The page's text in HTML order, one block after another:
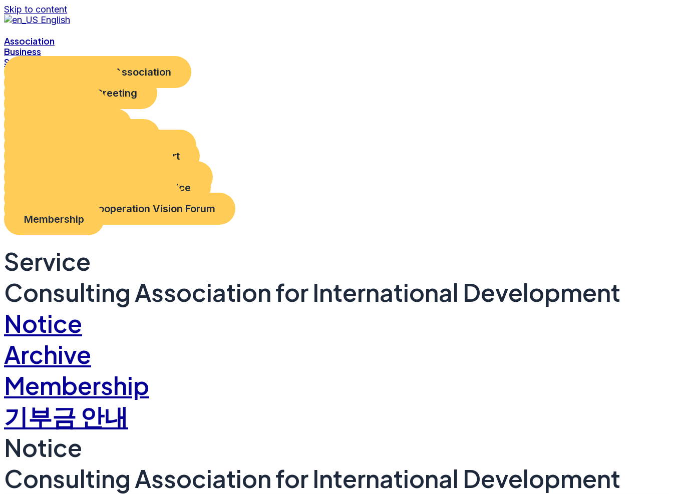
Skip to content
English
Association
Business
Service
Introduction to the Association
Chairperson's Greeting
ODA Project Exploration Support
ODA Information Provision Service
Development Cooperation Vision Forum
Membership
Service
Consulting Association for International Development
Notice
Archive
Membership
기부금 안내
Notice
Consulting Association for International Development